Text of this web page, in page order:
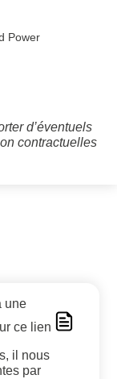
Power
d’éventuels
contractuelles
une
ce lien
il nous
par